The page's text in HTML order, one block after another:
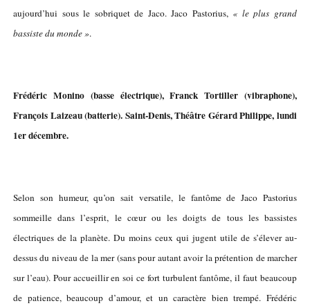
aujourd’hui sous le sobriquet de Jaco. Jaco Pastorius, « le plus grand
bassiste du monde ».
Frédéric Monino (basse électrique), Franck Tortiller (vibraphone),
François Laizeau (batterie). Saint-Denis, Théâtre Gérard Philippe, lundi
1er décembre.
Selon son humeur, qu’on sait versatile, le fantôme de Jaco Pastorius
sommeille dans l’esprit, le cœur ou les doigts de tous les bassistes
électriques de la planète. Du moins ceux qui jugent utile de s’élever au-
dessus du niveau de la mer (sans pour autant avoir la prétention de marcher
sur l’eau). Pour accueillir en soi ce fort turbulent fantôme, il faut beaucoup
de patience, beaucoup d’amour, et un caractère bien trempé. Frédéric